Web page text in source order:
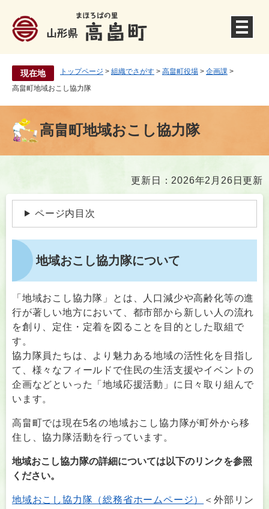
。
現在地 トップページ > 組織でさがす > 高畠町役場 > 企画課 >
高畠町地域おこし協力隊
高畠町地域おこし協力隊
文
更新日：2026年2月26日更新
ページ内目次
地域おこし協力隊について
「地域おこし協力隊」とは、人口減少や高齢化等の進
行が著しい地方において、都市部から新しい人の流れ
を創り、定住・定着を図ることを目的とした取組で
す。
協力隊員たちは、より魅力ある地域の活性化を目指し
て、様々なフィールドで住民の生活支援やイベントの
企画などといった「地域応援活動」に日々取り組んで
います。
高畠町では現在5名の地域おこし協力隊が町外から移
住し、協力隊活動を行っています。
地域おこし協力隊の詳細については以下のリンクを参照
ください。
地域おこし協力隊（総務省ホームページ）
＜外部リン